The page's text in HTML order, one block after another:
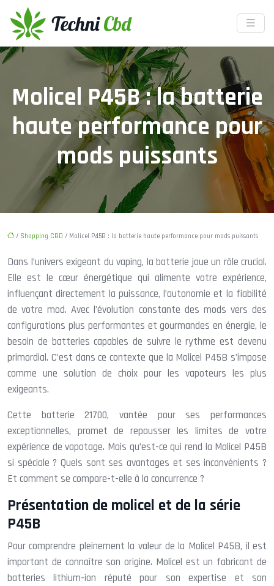
Molicel P45B : la batterie
haute performance pour
mods puissants
/ Shopping CBD / Molicel P45B : la batterie haute performance pour mods puissants
Dans l’univers exigeant du vaping, la batterie joue un rôle crucial.
Elle est le cœur énergétique qui alimente votre expérience,
influençant directement la puissance, l’autonomie et la fiabilité
de votre mod. Avec l’évolution constante des mods vers des
configurations plus performantes et gourmandes en énergie, le
besoin de batteries capables de suivre le rythme est devenu
primordial. C’est dans ce contexte que la Molicel P45B s’impose
comme une solution de choix pour les vapoteurs les plus
exigeants.
Cette batterie 21700, vantée pour ses performances
exceptionnelles, promet de repousser les limites de votre
expérience de vapotage. Mais qu’est-ce qui rend la Molicel P45B
si spéciale ? Quels sont ses avantages et ses inconvénients ?
Et comment se compare-t-elle à la concurrence ?
Présentation de molicel et de la série
P45B
Pour comprendre pleinement la valeur de la Molicel P45B, il est
important de connaître son origine. Molicel est un fabricant de
batteries lithium-ion réputé pour son expertise et son